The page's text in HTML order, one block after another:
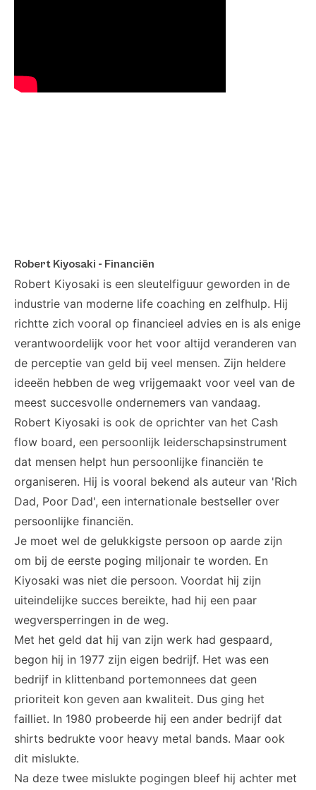
Robert Kiyosaki - Financiën
Robert Kiyosaki is een sleutelfiguur geworden in de
industrie van moderne life coaching en zelfhulp. Hij
richtte zich vooral op financieel advies en is als enige
verantwoordelijk voor het voor altijd veranderen van
de perceptie van geld bij veel mensen. Zijn heldere
ideeën hebben de weg vrijgemaakt voor veel van de
meest succesvolle ondernemers van vandaag.
Robert Kiyosaki is ook de oprichter van het Cash
flow board, een persoonlijk leiderschapsinstrument
dat mensen helpt hun persoonlijke financiën te
organiseren. Hij is vooral bekend als auteur van 'Rich
Dad, Poor Dad', een internationale bestseller over
persoonlijke financiën.
Je moet wel de gelukkigste persoon op aarde zijn
om bij de eerste poging miljonair te worden. En
Kiyosaki was niet die persoon. Voordat hij zijn
uiteindelijke succes bereikte, had hij een paar
wegversperringen in de weg.
Met het geld dat hij van zijn werk had gespaard,
begon hij in 1977 zijn eigen bedrijf. Het was een
bedrijf in klittenband portemonnees dat geen
prioriteit kon geven aan kwaliteit. Dus ging het
failliet. In 1980 probeerde hij een ander bedrijf dat
shirts bedrukte voor heavy metal bands. Maar ook
dit mislukte.
Na deze twee mislukte pogingen bleef hij achter met